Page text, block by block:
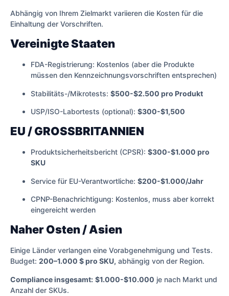
Abhängig von Ihrem Zielmarkt variieren die Kosten für die
Einhaltung der Vorschriften.
Vereinigte Staaten
FDA-Registrierung: Kostenlos (aber die Produkte
müssen den Kennzeichnungsvorschriften entsprechen)
Stabilitäts-/Mikrotests: $500-$2.500 pro Produkt
USP/ISO-Labortests (optional): $300-$1,500
EU / GROSSBRITANNIEN
Produktsicherheitsbericht (CPSR): $300-$1.000 pro
SKU
Service für EU-Verantwortliche: $200-$1.000/Jahr
CPNP-Benachrichtigung: Kostenlos, muss aber korrekt
eingereicht werden
Naher Osten / Asien
Einige Länder verlangen eine Vorabgenehmigung und Tests.
Budget: 200–1.000 $ pro SKU, abhängig von der Region.
Compliance insgesamt: $1.000-$10.000 je nach Markt und
Anzahl der SKUs.